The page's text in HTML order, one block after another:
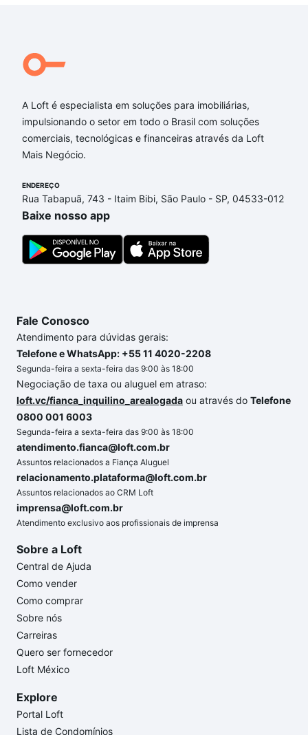
Sorocaba, SP ideal para você na Loft.
Qual o preço de Apartamentos com 3 quartos à
Aqui na Loft temos a oferta ideal para você, com
Apartamentos com 3 quartos à venda em Jardim
Prestes de Barros, Sorocaba, SP que custam a partir
imobiliário as parcelas podem se adequar ao seu
orçamento. Se ainda tem alguma dúvida dos custos
envolvidos no processo de compra, veja em nosso
portal quanto custa comprar um apartamento
conte com a gente para comprar o imóvel dos seus
A Loft é especialista em soluções para imobiliárias,
impulsionando o setor em todo o Brasil com soluções
comerciais, tecnológicas e financeiras através da Loft
Mais Negócio.
ENDEREÇO
Rua Tabapuã, 743 - Itaim Bibi, São Paulo - SP, 04533-012
Baixe nosso app
Fale Conosco
Atendimento para dúvidas gerais:
Telefone e WhatsApp: +55 11 4020-2208
Segunda-feira a sexta-feira das 9:00 às 18:00
Negociação de taxa ou aluguel em atraso:
loft.vc/fianca_inquilino_arealogada ou através do Telefone
0800 001 6003
Segunda-feira a sexta-feira das 9:00 às 18:00
atendimento.fianca@loft.com.br
Assuntos relacionados a Fiança Aluguel
relacionamento.plataforma@loft.com.br
Assuntos relacionados ao CRM Loft
imprensa@loft.com.br
Atendimento exclusivo aos profissionais de imprensa
Sobre a Loft
Central de Ajuda
Como vender
Como comprar
Sobre nós
Carreiras
Quero ser fornecedor
Loft México
Explore
Portal Loft
Lista de Condomínios